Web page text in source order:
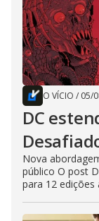
O VÍCIO / 05/
DC
Nova
público O post
para 12 edições